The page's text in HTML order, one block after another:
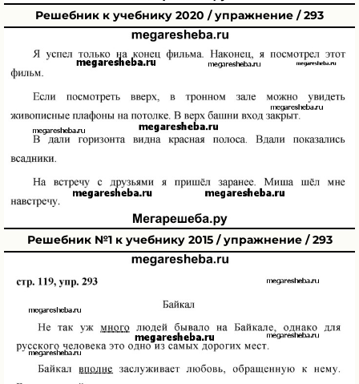
Решебник к учебнику 2020 / упражнение / 293
Решебник №1 к учебнику 2015 / упражнение / 293